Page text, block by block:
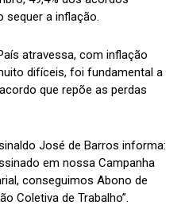
sequer a inflação.
atravessa, com inflação
difíceis, foi fundamental a
que repõe as perdas
José de Barros informa:
em nossa Campanha
conseguimos Abono de
Coletiva de Trabalho”.